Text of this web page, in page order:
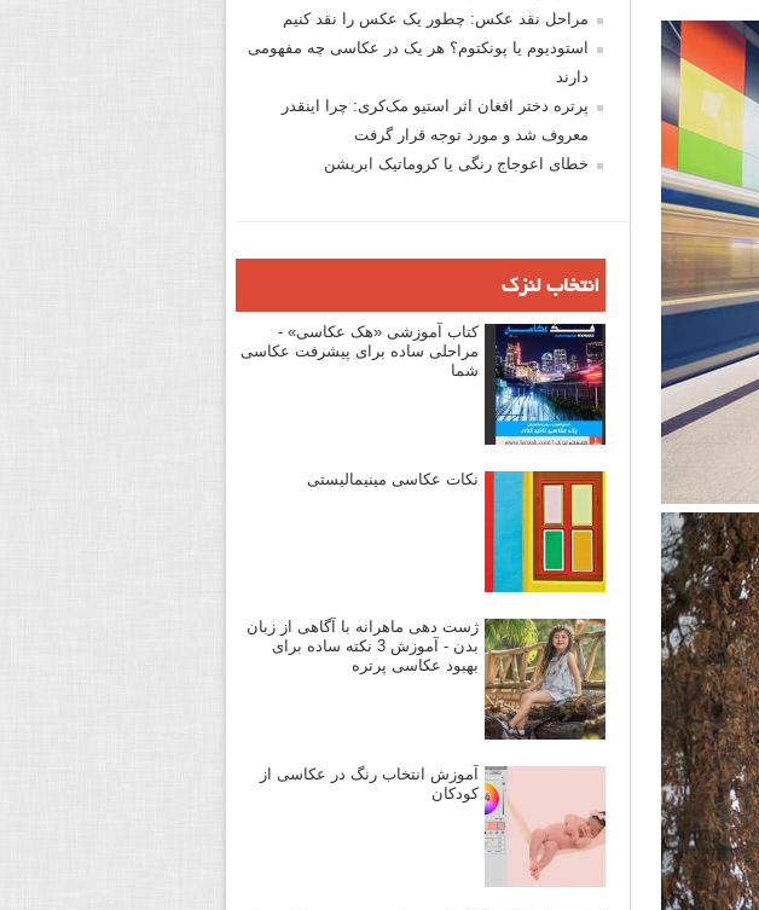
مراحل نقد عکس: چطور یک عکس را نقد کنیم
استودیوم یا پونکتوم؟ هر یک در عکاسی چه مفهومی
دارند
پرتره دختر افغان اثر استیو مک‌کری: چرا اینقدر
معروف شد و مورد توجه قرار گرفت
خطای اعوجاج رنگی یا کروماتیک ابریشن
انتخاب لنزک
کتاب آموزشی «هک عکاسی» -
مراحلی ساده برای پیشرفت عکاسی
شما
نکات عکاسی مینیمالیستی
ژست دهی ماهرانه با آگاهی از زبان
بدن - آموزش 3 نکته ساده برای
بهبود عکاسی پرتره
آموزش انتخاب رنگ در عکاسی از
کودکان